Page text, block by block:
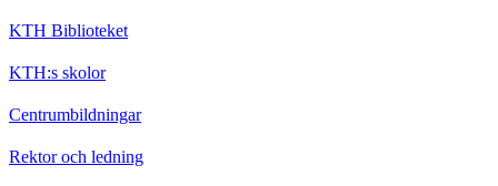
KTH Biblioteket
KTH:s skolor
Centrumbildningar
Rektor och ledning